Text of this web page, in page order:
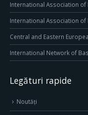
International Association
International Association of
Central and Eastern
International Network of
Legături rapide
Noutăți